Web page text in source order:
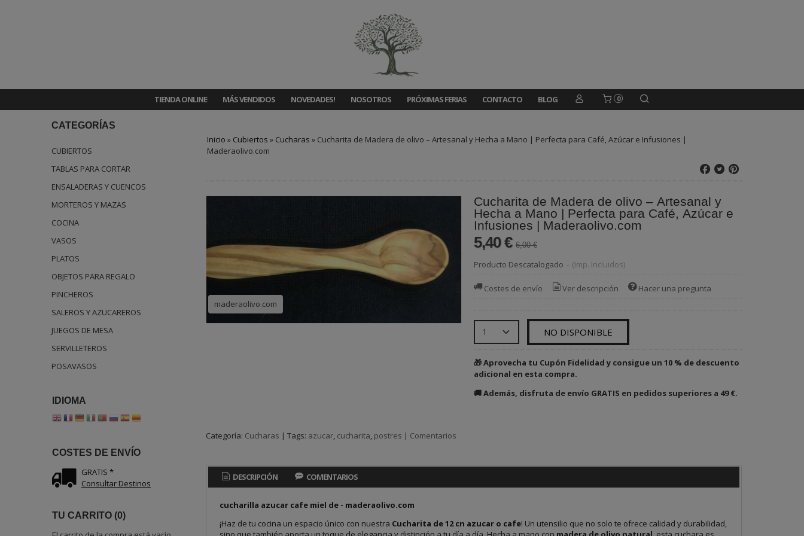
TIENDA ONLINE MÁS VENDIDOS NOVEDADES! NOSOTROS PRÓXIMAS FERIAS CONTACTO BLOG 0
CATEGORÍAS
CUBIERTOS
TABLAS PARA CORTAR
ENSALADERAS Y CUENCOS
MORTEROS Y MAZAS
COCINA
VASOS
PLATOS
OBJETOS PARA REGALO
PINCHEROS
SALEROS Y AZUCAREROS
JUEGOS DE MESA
SERVILLETEROS
POSAVASOS
IDIOMA
COSTES DE ENVÍO
GRATIS *
Consultar Destinos
TU CARRITO (0)
Inicio » Cubiertos » Cucharas » Cucharita de Madera de olivo – Artesanal y Hecha a Mano | Perfecta para Café, Azúcar e Infusiones |
Maderaolivo.com
maderaolivo.com
Cucharita de Madera de olivo – Artesanal y
Hecha a Mano | Perfecta para Café, Azúcar e
Infusiones | Maderaolivo.com
5,40 € 6,00 €
Producto Descatalogado - (Imp. Incluidos)
Costes de envío Ver descripción Hacer una pregunta
NO DISPONIBLE
🎁 Aprovecha tu Cupón Fidelidad y consigue un 10 % de descuento
adicional en esta compra.
🚚 Además, disfruta de envío GRATIS en pedidos superiores a 49 €.
Categoría: Cucharas | Tags: azucar cucharita postres | Comentarios
DESCRIPCIÓN COMENTARIOS
cucharilla azucar cafe miel de - maderaolivo.com
¡Haz de tu cocina un espacio único con nuestra Cucharita de 12 cn azucar o cafe! Un utensilio que no solo te ofrece calidad y durabilidad,